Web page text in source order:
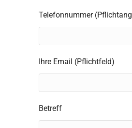
Telefonnummer
Ihre Email (Pflichtfeld)
Betreff